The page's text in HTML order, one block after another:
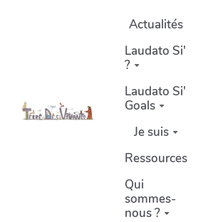
Aller au contenu principalActualités
Laudato Si'
?
Laudato Si'
Goals
Je suis
Ressources
Qui
sommes-
nous ?